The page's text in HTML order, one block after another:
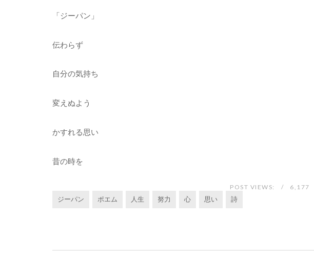
「ジーパン」
伝わらず
自分の気持ち
変えぬよう
かすれる思い
昔の時を
POST VIEWS: 6,177
ジーパン ポエム 人生 努力 心 思い 詩